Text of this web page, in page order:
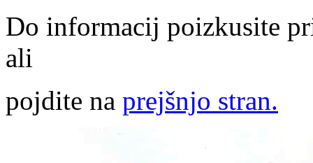
Do informacij poizkusite
ali
pojdite na prejšnjo stran.